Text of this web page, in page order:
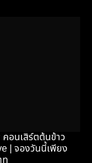
อนเสิร์ตต้นข้าว
| จองวันนี้เพียง
ท